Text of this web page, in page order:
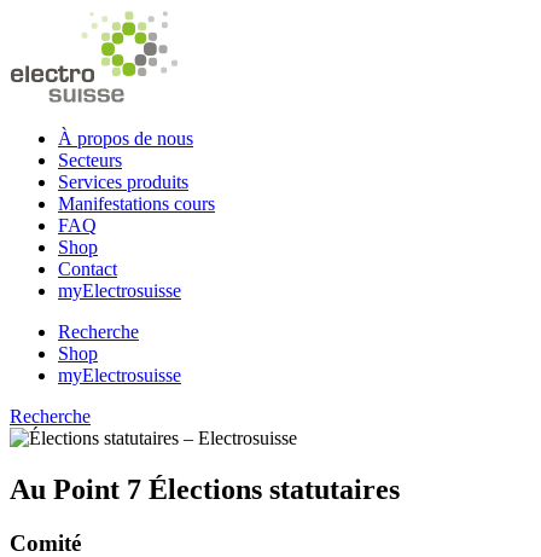
À propos de nous
Secteurs
Services produits
Manifestations cours
FAQ
Shop
Contact
myElectrosuisse
Recherche
Shop
myElectrosuisse
Recherche
Au Point 7 Élections statutaires
Comité